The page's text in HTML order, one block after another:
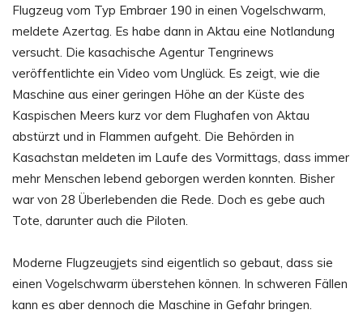
Flugzeug vom Typ Embraer 190 in einen Vogelschwarm,
meldete Azertag. Es habe dann in Aktau eine Notlandung
versucht. Die kasachische Agentur Tengrinews
veröffentlichte ein Video vom Unglück. Es zeigt, wie die
Maschine aus einer geringen Höhe an der Küste des
Kaspischen Meers kurz vor dem Flughafen von Aktau
abstürzt und in Flammen aufgeht. Die Behörden in
Kasachstan meldeten im Laufe des Vormittags, dass immer
mehr Menschen lebend geborgen werden konnten. Bisher
war von 28 Überlebenden die Rede. Doch es gebe auch
Tote, darunter auch die Piloten.
Moderne Flugzeugjets sind eigentlich so gebaut, dass sie
einen Vogelschwarm überstehen können. In schweren Fällen
kann es aber dennoch die Maschine in Gefahr bringen.